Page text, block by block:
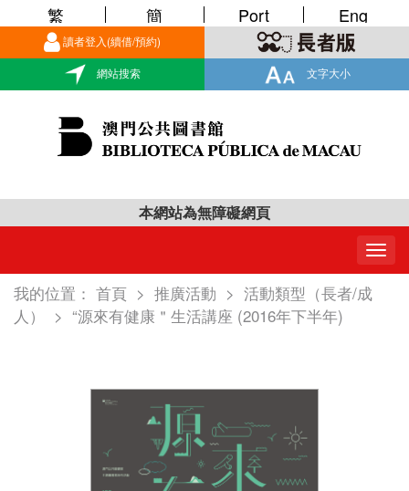
讀者登入(續借/預約)
網站搜索 文字大小
繁 簡 Port Eng
本網站為無障礙網頁
我的位置： 首頁 > 推廣活動 > 活動類型（長者/成
人）
> “源來有健康＂生活講座 (2016年下半年)